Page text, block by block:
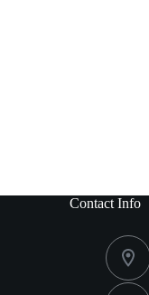
Contact Info